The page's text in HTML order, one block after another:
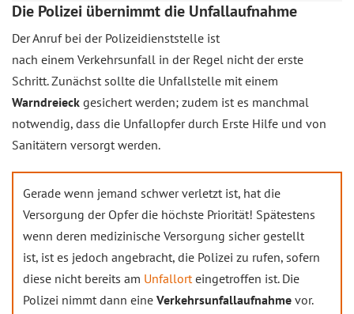
Die Polizei übernimmt die Unfallaufnahme
Der Anruf bei der Polizeidienststelle ist
nach einem Verkehrsunfall in der Regel nicht der erste
Schritt. Zunächst sollte die Unfallstelle mit einem
Warndreieck gesichert werden; zudem ist es manchmal
notwendig, dass die Unfallopfer durch Erste Hilfe und von
Sanitätern versorgt werden.
Gerade wenn jemand schwer verletzt ist, hat die
Versorgung der Opfer die höchste Priorität! Spätestens
wenn deren medizinische Versorgung sicher gestellt
ist, ist es jedoch angebracht, die Polizei zu rufen, sofern
diese nicht bereits am Unfallorteingetroffen ist. Die
Polizei nimmt dann eine Verkehrsunfallaufnahme vor.